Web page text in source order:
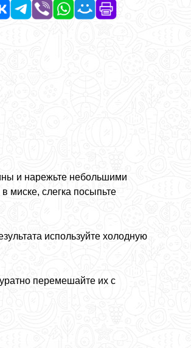
и нарежьте небольшими
миске, слегка посыпьте
используйте холодную
перемешайте их с